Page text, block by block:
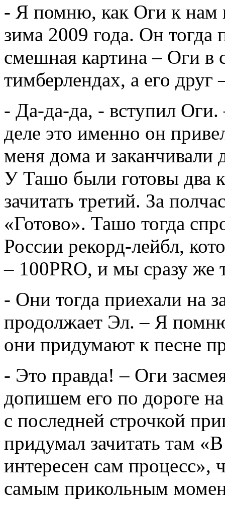
- Я помню, как Оги к нам
зима 2009 года. Он
смешная картина – Оги в
тимберлендах, а его
- Да-да-да, - вступил
деле это именно он
меня дома и заканчивали
У Ташо были готовы два
зачитать третий. За
«Готово». Ташо тогда
России рекорд-лейбл,
– 100PRO, и мы сразу же
- Они тогда приехали на
продолжает Эл. – Я
они придумают к песне
- Это правда! – Оги
допишем его по дороге
с последней строчкой
придумал зачитать там
интересен сам процесс»,
самым прикольным